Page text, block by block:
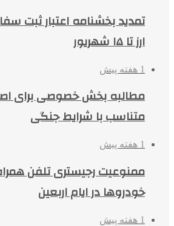
تمدید بخشنامه اعتبار ثبت
ارز تا ۱۵ شهریور
1 هفته پیش
مطالبه بخش خصوصی برای
متناسب با شرایط جنگی
1 هفته پیش
ممنوعیت رجیستری تلفن
خودروها در ایام اربعین
1 هفته پیش